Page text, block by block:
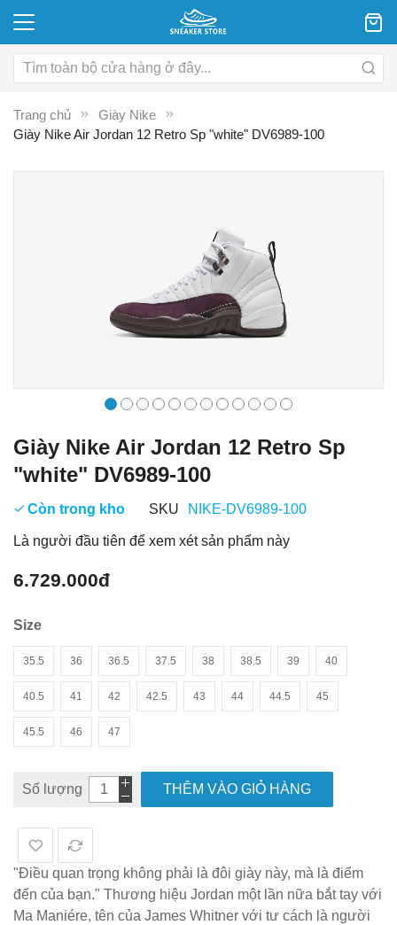
Trang chủ
Giày Nike
Giày Nike Air Jordan 12 Retro Sp "white" DV6989-100
Giày Nike Air Jordan 12 Retro Sp
"white" DV6989-100
Còn trong kho SKU NIKE-DV6989-100
Là người đầu tiên để xem xét sản phẩm này
6.729.000đ
Size
35.5 36 36.5 37.5 38 38.5 39 40
40.5 41 42 42.5 43 44 44.5 45
45.5 46 47
Số lượng THÊM VÀO GIỎ HÀNG
"Điều quan trọng không phải là đôi giày này, mà là điểm
đến của bạn." Thương hiệu Jordan một lần nữa bắt tay với
Ma Maniére, tên của James Whitner với tư cách là người